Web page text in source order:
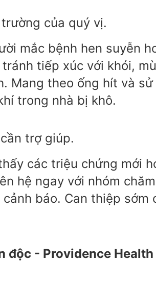
của quý vị.
mắc bệnh hen suyễn
tiếp xúc với khói,
Mang theo ống hít và
trong nhà bị khô.
trợ giúp.
các triệu chứng mới
hệ ngay với nhóm
báo. Can thiệp
độc - Providence